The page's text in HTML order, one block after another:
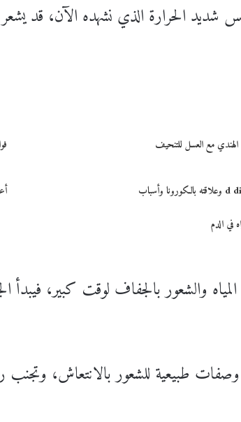
الحرارة الذي نشهده الآن، قد
الهندي مع العسل للتنحيف
تحليل d dimer وعلاقته بالكورونا وأسباب
في الدم
والشعور بالجفاف لوقت كبير، فيبدأ
طبيعية للشعور بالانتعاش، وتجنب